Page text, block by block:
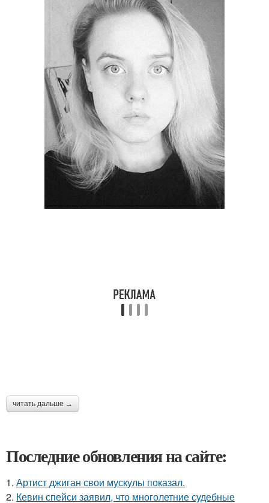
читать дальше →
Последние обновления на сайте:
1. Артист джиган свои мускулы показал.
2. Кевин спейси заявил, что многолетние судебные